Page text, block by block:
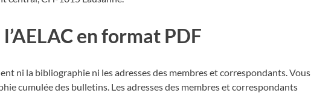
en format PDF
ni la bibliographie ni les adresses des membres et correspondants. Vous
cumulée des bulletins. Les adresses des membres et correspondants